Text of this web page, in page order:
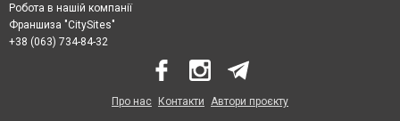
Робота в нашій компанії
Франшиза "CitySites"
+38 (063) 734-84-32
Про нас Контакти Автори проєкту